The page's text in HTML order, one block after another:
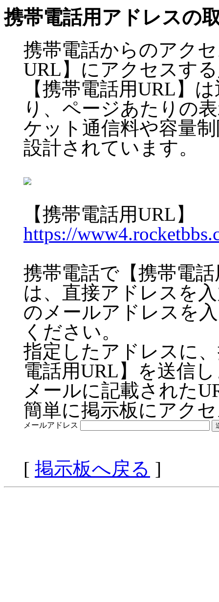
携帯電話用アドレスの
携帯電話からのアク
URL】にアクセスす
【携帯電話用URL】
り、ページあたりの
ケット通信料や容量
設計されています。
【携帯電話用URL】
https://
携帯電話で【携帯電
は、直接アドレスを
のメールアドレスを
ください。
指定したアドレスに
電話用URL】を送信
メールに記載された
簡単に掲示板にアク
メールアドレス
[ 掲示板へ戻る ]